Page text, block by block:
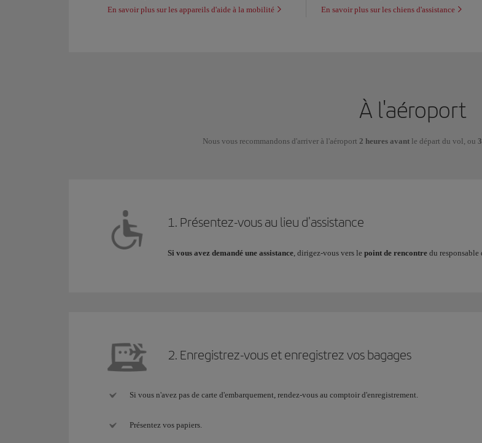
En savoir plus sur les appareils d'aide à la mobilité
En savoir plus sur les chiens d'assistance
À l'aéroport
Nous vous recommandons d'arriver à l'aéroport 2 heures avant le départ du vol, ou
1. Présentez-vous au lieu d'assistance
Si vous avez demandé une assistance, dirigez-vous vers lepoint de rencontre du
2. Enregistrez-vous et enregistrez vos bagages
Si vous n'avez pas de carte d'embarquement, rendez-vous au comptoir d'enregistrement.
Présentez vos papiers.